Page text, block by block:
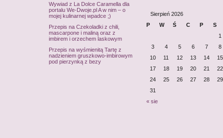
Wywiad z La Dolce Caramella dla
portalu We-Dwoje.pl A w nim – o
mojej kulinarnej wpadce ;)
Przepis na Czekoladki z chili,
mascarpone i maliną oraz z
imbirem i orzechem laskowym
Przepis na wyśmienitą Tartę z
nadzieniem gruszkowo-imbirowym
pod pierzynką z bezy
Sierpień 2026
P
W Ś C P S
« sie
1
3
4 5 6 7
8
10
11 12 13 14
15
17
18 19 20 21
22
24
25 26 27 28
29
31